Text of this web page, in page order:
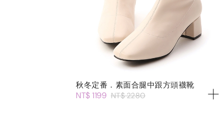
秋冬定番．素面合腿中跟方頭襪靴
NT$ 1199 NT$ 2280